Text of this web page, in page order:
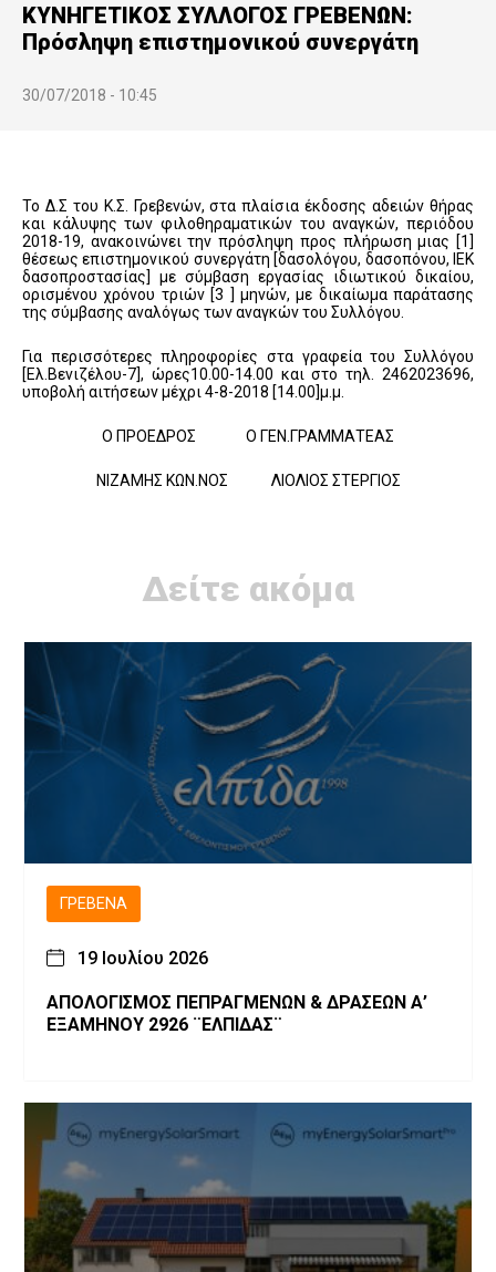
KΥΝΗΓΕΤΙΚΟΣ ΣΥΛΛΟΓΟΣ ΓΡΕΒΕΝΩΝ:
Πρόσληψη επιστημονικού συνεργάτη
30/07/2018 - 10:45
Το Δ.Σ του Κ.Σ. Γρεβενών, στα πλαίσια έκδοσης αδειών θήρας
και κάλυψης των φιλοθηραματικών του αναγκών, περιόδου
2018-19, ανακοινώνει την πρόσληψη προς πλήρωση μιας [1]
θέσεως επιστημονικού συνεργάτη [δασολόγου, δασοπόνου, ΙΕΚ
δασοπροστασίας] με σύμβαση εργασίας ιδιωτικού δικαίου,
ορισμένου χρόνου τριών [3 ] μηνών, με δικαίωμα παράτασης
της σύμβασης αναλόγως των αναγκών του Συλλόγου.
Για περισσότερες πληροφορίες στα γραφεία του Συλλόγου
[Ελ.Βενιζέλου-7], ώρες10.00-14.00 και στο τηλ. 2462023696,
υποβολή αιτήσεων μέχρι 4-8-2018 [14.00]μ.μ.
Ο ΠΡΟΕΔΡΟΣ Ο ΓΕΝ.ΓΡΑΜΜΑΤΕΑΣ
ΝΙΖΑΜΗΣ ΚΩΝ.ΝΟΣ ΛΙΟΛΙΟΣ ΣΤΕΡΓΙΟΣ
Δείτε ακόμα
ΓΡΕΒΕΝΆ
19 Ιουλίου 2026
ΑΠΟΛΟΓΙΣΜΟΣ ΠΕΠΡΑΓΜΕΝΩΝ & ΔΡΑΣΕΩΝ Α’
ΕΞΑΜΗΝΟΥ 2926 ¨ΕΛΠΙΔΑΣ¨